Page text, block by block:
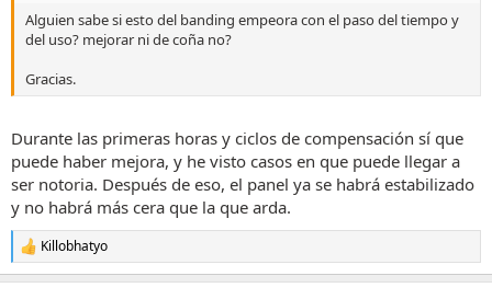
l
t
m
i
o
Alguien sabe si esto del banding empeora con el paso del tiempo y
del uso? mejorar ni de coña no?
Gracias.
Durante las primeras horas y ciclos de compensación sí que
puede haber mejora, y he visto casos en que puede llegar a
ser notoria. Después de eso, el panel ya se habrá estabilizado
y no habrá más cera que la que arda.
R
e
a
Killobhatyo